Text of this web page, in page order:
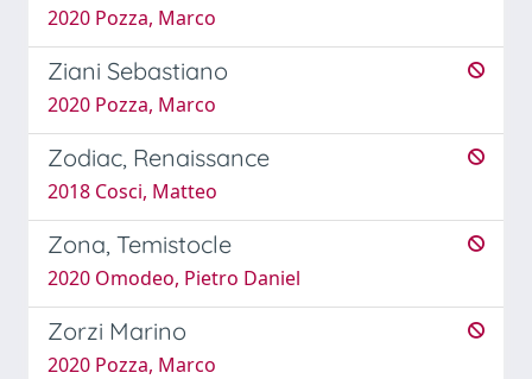
2020 Pozza, Marco
Ziani Sebastiano
2020 Pozza, Marco
Zodiac, Renaissance
2018 Cosci, Matteo
Zona, Temistocle
2020 Omodeo, Pietro Daniel
Zorzi Marino
2020 Pozza, Marco